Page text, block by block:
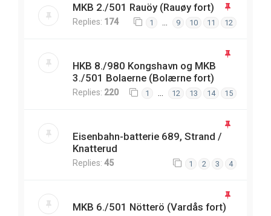
MKB 2./501 Rauöy (Rauøy fort)
Replies: 174 1 9 10 11 12
HKB 8./980 Kongshavn og MKB
3./501 Bolaerne (Bolærne fort)
Replies: 220 1 12 13 14 15
Eisenbahn-batterie 689, Strand /
Knatterud
Replies: 45 1 2 3 4
MKB 6./501 Nötterö (Vardås fort)